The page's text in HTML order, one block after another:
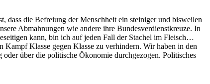
dass die Befreiung der Menschheit ein steiniger und bisweilen
Abmahnungen wie andere ihre Bundesverdienstkreuze. In
kann, bin ich auf jeden Fall der Stachel im Fleisch…
Kampf Klasse gegen Klasse zu verhindern. Wir haben in den
über die politische Ökonomie durchgezogen. Politisches